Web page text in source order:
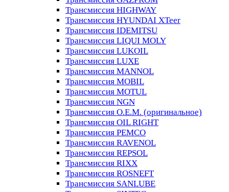
Трансмиссия HIGHWAY
Трансмиссия HYUNDAI XTeer
Трансмиссия IDEMITSU
Трансмиссия LIQUI MOLY
Трансмиссия LUKOIL
Трансмиссия LUXE
Трансмиссия MANNOL
Трансмиссия MOBIL
Трансмиссия MOTUL
Трансмиссия NGN
Трансмиссия O.E.M. (оригинальное)
Трансмиссия OIL RIGHT
Трансмиссия PEMCO
Трансмиссия RAVENOL
Трансмиссия REPSOL
Трансмиссия RIXX
Трансмиссия ROSNEFT
Трансмиссия SANLUBE